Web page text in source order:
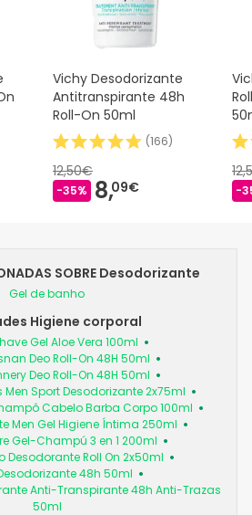
Vichy Desodorizante
Antitranspirante 48h
Roll-On 50ml
(166)
12,50€
-35% 8,09€ -
SOBRE Desodorizante
Gel de banho
Higiene corporal
Gel Aloe Vera 100ml
Deo Roll-On 48H 50ml
Deo Roll-On 48H 50ml
Sport Desodorizante 2x75ml
Cabelo Barba Corpo 100ml
Men Gel Higiene Íntima 250ml
Gel-Champú 3 en 1 200ml
Desodorante Roll On 2x50ml
48h 50ml
Anti-Transpirante 48h Anti-Trazas
50ml